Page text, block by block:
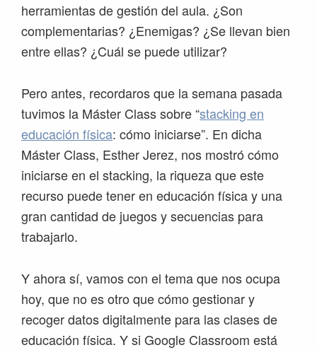
herramientas de gestión del aula. ¿Son
complementarias? ¿Enemigas? ¿Se llevan bien
entre ellas? ¿Cuál se puede utilizar?
Pero antes, recordaros que la semana pasada
tuvimos la Máster Class sobre “stacking en
educación física: cómo iniciarse”. En dicha
Máster Class, Esther Jerez, nos mostró cómo
iniciarse en el stacking, la riqueza que este
recurso puede tener en educación física y una
gran cantidad de juegos y secuencias para
trabajarlo.
Y ahora sí, vamos con el tema que nos ocupa
hoy, que no es otro que cómo gestionar y
recoger datos digitalmente para las clases de
educación física. Y si Google Classroom está